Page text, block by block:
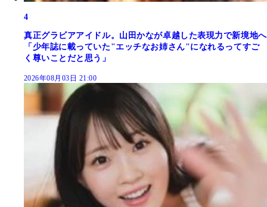
4
真正グラビアアイドル。山田かなが卓越した表現力で新境地へ
「少年誌に載っていた"エッチなお姉さん"になれるってすご
く尊いことだと思う」
2026年08月03日 21:00